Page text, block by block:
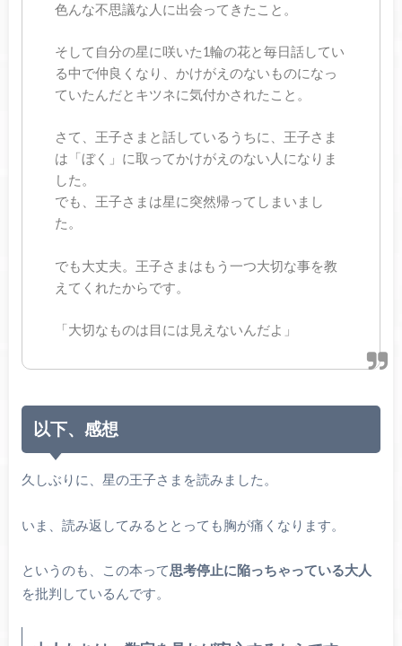
色んな不思議な人に出会ってきたこと。
そして自分の星に咲いた1輪の花と毎日話してい
る中で仲良くなり、かけがえのないものになっ
ていたんだとキツネに気付かされたこと。
さて、王子さまと話しているうちに、王子さま
は「ぼく」に取ってかけがえのない人になりま
した。
でも、王子さまは星に突然帰ってしまいまし
た。
でも大丈夫。王子さまはもう一つ大切な事を教
えてくれたからです。
「大切なものは目には見えないんだよ」
以下、感想
久しぶりに、星の王子さまを読みました。
いま、読み返してみるととっても胸が痛くなります。
というのも、この本って思考停止に陥っちゃっている大人
を批判しているんです。